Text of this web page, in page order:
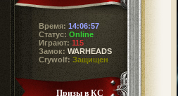
Время: 14:06:57
Статус: Online
Играют: 115
Замок: WARHEADS
Crywolf: Защищен
Призы в КС